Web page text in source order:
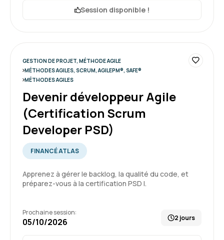
Formation : Devenir développeur Agile (Certification
Bonne expérience au global. La formation a
répondu à mes attentes. Merci beaucoup
Marielle.
Formation : Devenir développeur Agile (Certification
Scrum Developer PSD)
Jérémy T. Le 03/06/2026
beaucoup de notions
Session disponible !
GESTION DE PROJET, MÉTHODE AGILE
MÉTHODES AGILES, SCRUM, AGILEPM®, SAFE®
MÉTHODES AGILES
Devenir développeur Agile
(Certification Scrum
Developer PSD)
FINANCÉ ATLAS
Apprenez à gérer le backlog, la qualité du code, et
préparez-vous à la certification PSD I.
Prochaine session:
05/10/2026 2 jours